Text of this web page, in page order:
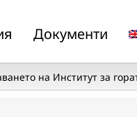
Документи
на Институт за